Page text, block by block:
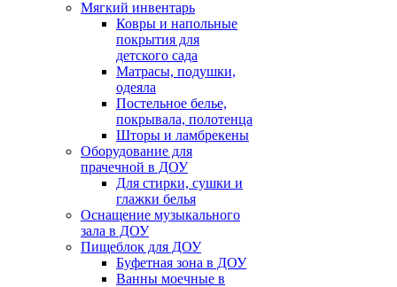
Мягкий инвентарь
Ковры и напольные
покрытия для
детского сада
Матрасы, подушки,
одеяла
Постельное белье,
покрывала, полотенца
Шторы и ламбрекены
Оборудование для
прачечной в ДОУ
Для стирки, сушки и
глажки белья
Оснащение музыкального
зала в ДОУ
Пищеблок для ДОУ
Буфетная зона в ДОУ
Ванны моечные в